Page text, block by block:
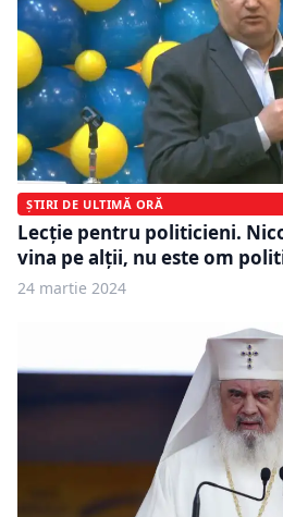
ȘTIRI DE ULTIMĂ ORĂ
Lecție pentru politicieni.
vina pe alții, nu este om
24 martie 2024